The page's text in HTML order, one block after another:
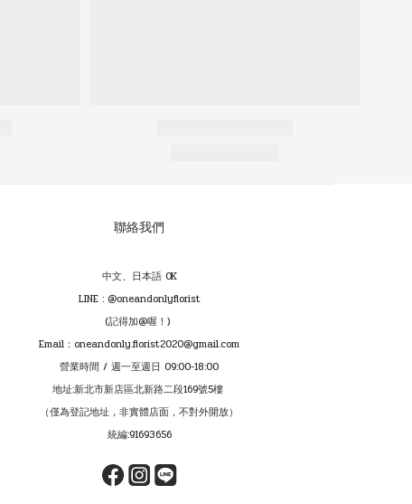
聯絡我們
中文、日本語 OK
LINE : @oneandonlyflorist
(記得加@喔！)
Email：oneandonly.florist2020@gmail.com
營業時間 / 週一至週日 09:00-18:00
地址:新北市新店區北新路二段169號5樓
（僅為登記地址，非實體店面，不對外開放）
統編:91693656